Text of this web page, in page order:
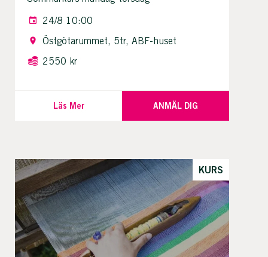
24/8 10:00
Östgötarummet, 5tr, ABF-huset
2550 kr
Läs Mer ANMÄL DIG
KURS